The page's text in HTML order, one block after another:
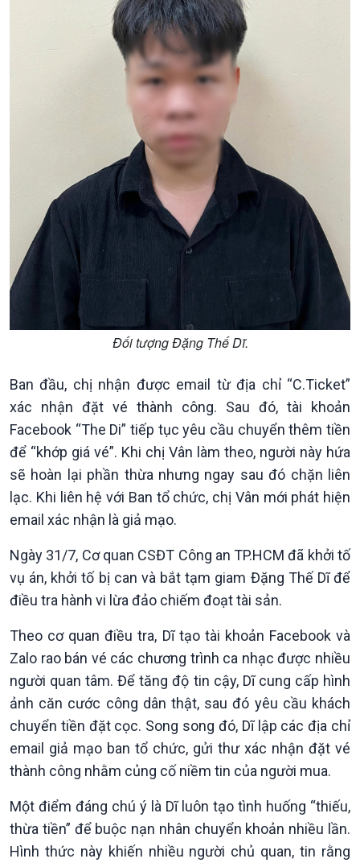
Chính phủ với người dân
Quốc hội với cử tri
Xây dựng đảng
Đảng trong cuộc sống
Nhận diện sự thật
Pháp luật và đời sống
Thế giới
Tin thế giới
Vấn đề quốc tế
Hồ sơ sự kiện quốc tế
Thế giới & Việt Nam
Biên cương - Một dải vững
bền
Tin Kinh tế
Trước giờ mở cửa
Dòng chảy Kinh tế
Sức sống hàng Việt
Khởi nghiệp
Tuyên chiến với gian lận
thương mại
Tin Nông nghiệp & Biển
đảo
Mùa vàng
Biển đảo Việt Nam
Tâm tình biên giới và hải
đảo
Tìm hiểu biển, đảo Việt
Nam
Đối tượng Đặng Thế Dĩ.
Ban đầu, chị nhận được email từ địa chỉ “C.Ticket”
xác nhận đặt vé thành công. Sau đó, tài khoản
Facebook “The Di” tiếp tục yêu cầu chuyển thêm tiền
để “khớp giá vé”. Khi chị Vân làm theo, người này hứa
sẽ hoàn lại phần thừa nhưng ngay sau đó chặn liên
lạc. Khi liên hệ với Ban tổ chức, chị Vân mới phát hiện
email xác nhận là giả mạo.
Ngày 31/7, Cơ quan CSĐT Công an TP.HCM đã khởi tố
vụ án, khởi tố bị can và bắt tạm giam Đặng Thế Dĩ để
điều tra hành vi lừa đảo chiếm đoạt tài sản.
Theo cơ quan điều tra, Dĩ tạo tài khoản Facebook và
Zalo rao bán vé các chương trình ca nhạc được nhiều
người quan tâm. Để tăng độ tin cậy, Dĩ cung cấp hình
ảnh căn cước công dân thật, sau đó yêu cầu khách
chuyển tiền đặt cọc. Song song đó, Dĩ lập các địa chỉ
email giả mạo ban tổ chức, gửi thư xác nhận đặt vé
thành công nhằm củng cố niềm tin của người mua.
Một điểm đáng chú ý là Dĩ luôn tạo tình huống “thiếu,
thừa tiền” để buộc nạn nhân chuyển khoản nhiều lần.
Hình thức này khiến nhiều người chủ quan, tin rằng